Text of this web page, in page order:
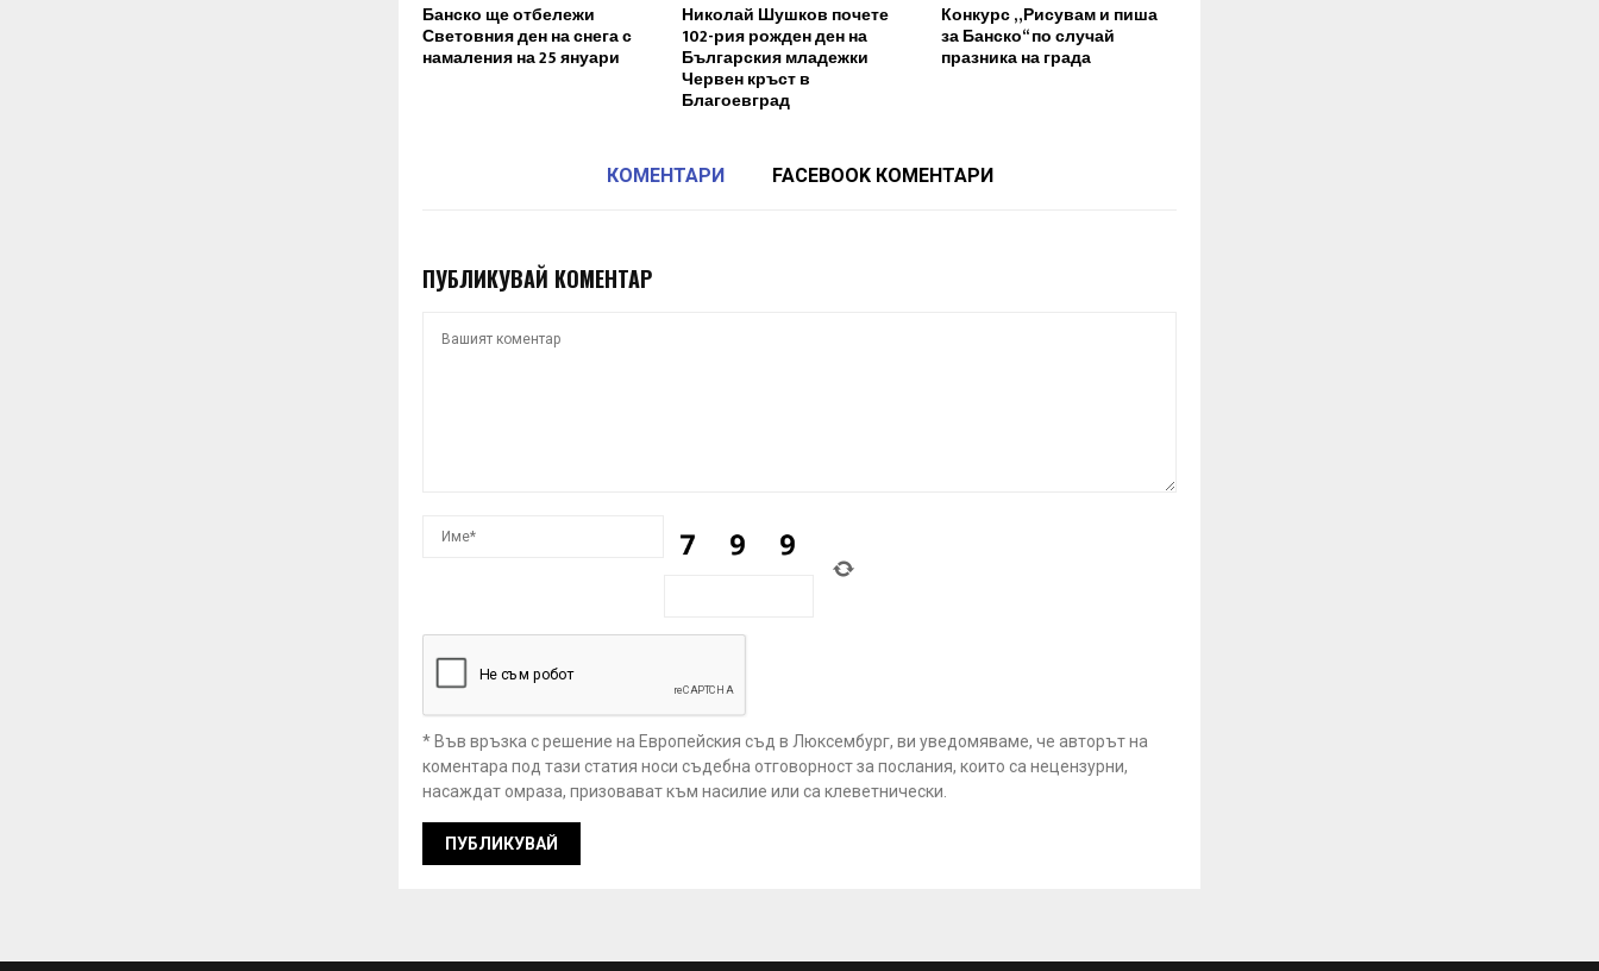
Банско ще отбележи
Световния ден на снега с
намаления на 25 януари
Николай Шушков почете
102-рия рожден ден на
Българския младежки
Червен кръст в
Благоевград
Конкурс „Рисувам и пиша
за Банско“ по случай
празника на града
КОМЕНТАРИ FACEBOOK КОМЕНТАРИ
ПУБЛИКУВАЙ КОМЕНТАР
* Във връзка с решение на Европейския съд в Люксембург, ви уведомяваме, че авторът на
коментара под тази статия носи съдебна отговорност за послания, които са нецензурни,
насаждат омраза, призовават към насилие или са клеветнически.